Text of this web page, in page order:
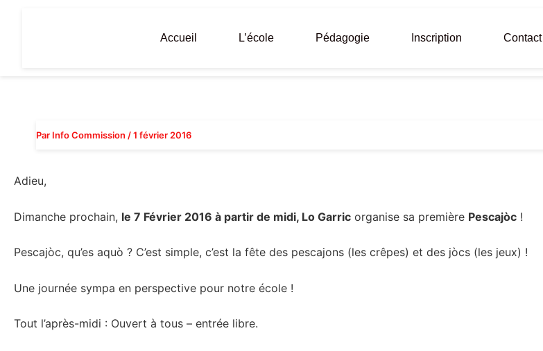
Accueil L’école Pédagogie Inscription Contact
Par Info Commission /1 février 2016
Adieu,
Dimanche prochain, le 7 Février 2016 à partir de midi, Lo Garric organise sa première Pescajòc !
Pescajòc, qu’es aquò ? C’est simple, c’est la fête des pescajons (les crêpes) et des jòcs (les jeux) !
Une journée sympa en perspective pour notre école !
Tout l’après-midi : Ouvert à tous – entrée libre.